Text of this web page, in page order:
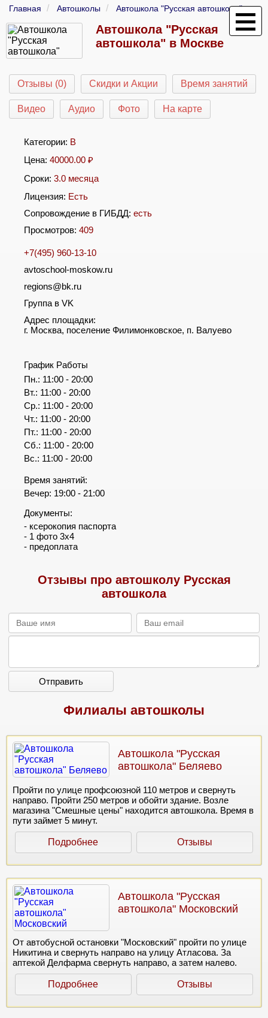
Главная Автошколы Автошкола "Русская автошкола"
Автошкола "Русская
автошкола" в Москве
Отзывы (0) Скидки и Акции Время занятий
Видео Аудио Фото На карте
Категории: B
Цена: 40000.00 ₽
Сроки: 3.0 месяца
Лицензия: Есть
Сопровождение в ГИБДД: есть
Просмотров: 409
+7(495) 960-13-10
avtoschool-moskow.ru
regions@bk.ru
Группа в VK
Адрес площадки:
г. Москва, поселение Филимонковское, п. Валуево
График Работы
Пн.: 11:00 - 20:00
Вт.: 11:00 - 20:00
Ср.: 11:00 - 20:00
Чт.: 11:00 - 20:00
Пт.: 11:00 - 20:00
Сб.: 11:00 - 20:00
Вс.: 11:00 - 20:00
Время занятий:
Вечер: 19:00 - 21:00
Документы:
- ксерокопия паспорта
- 1 фото 3х4
- предоплата
Отзывы про автошколу Русская
автошкола
Отправить
Филиалы автошколы
Автошкола "Русская
автошкола" Беляево
Пройти по улице профсоюзной 110 метров и свернуть
направо. Пройти 250 метров и обойти здание. Возле
магазина "Смешные цены" находится автошкола. Время в
пути займет 5 минут.
Подробнее Отзывы
Автошкола "Русская
автошкола" Московский
От автобусной остановки "Московский" пройти по улице
Никитина и свернуть направо на улицу Атласова. За
аптекой Делфарма свернуть направо, а затем налево.
Подробнее Отзывы